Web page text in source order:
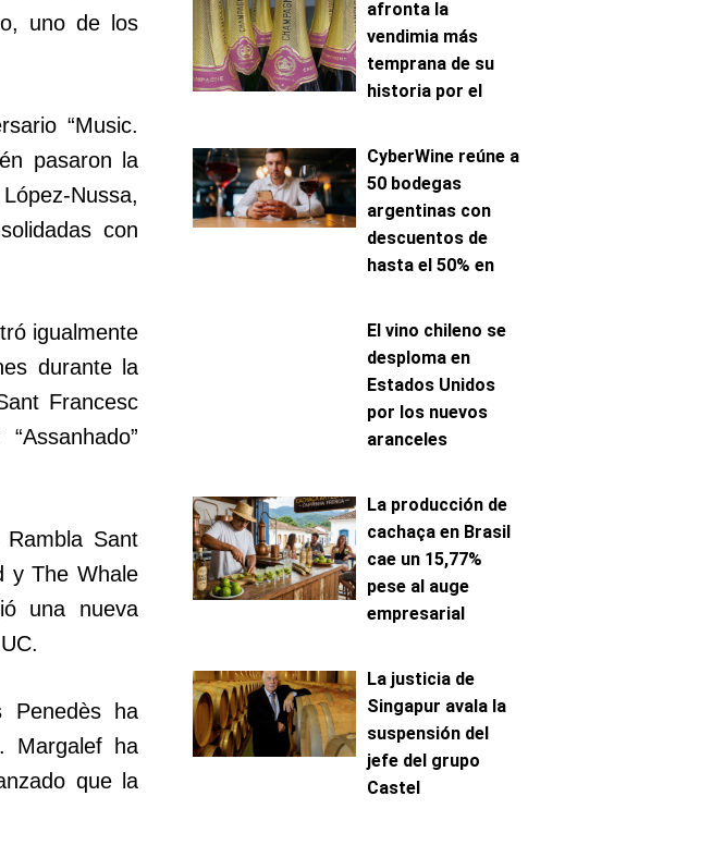
uno de los
“Music.
pasaron la
Nussa,
con
igualmente
durante la
Francesc
Sant
y The Whale
una nueva
Penedès ha
Margalef ha
que la
afronta la
vendimia más
temprana de su
historia por el
maduración
CyberWine reúne a
50 bodegas
argentinas con
descuentos de
hasta el 50% en
El vino chileno se
desploma en
Estados Unidos
por los nuevos
aranceles
La producción de
cachaça en Brasil
cae un 15,77%
pese al auge
empresarial
La justicia de
Singapur avala la
suspensión del
jefe del grupo
Castel